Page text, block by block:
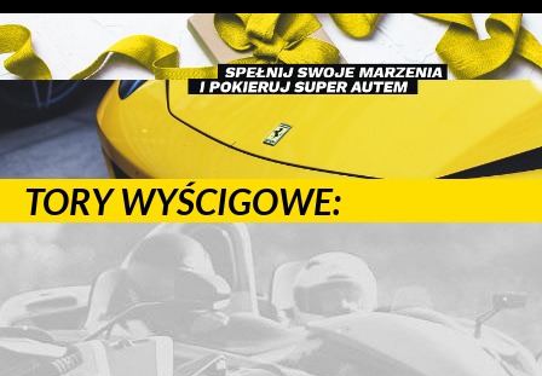
TORY WYŚCIGOWE: